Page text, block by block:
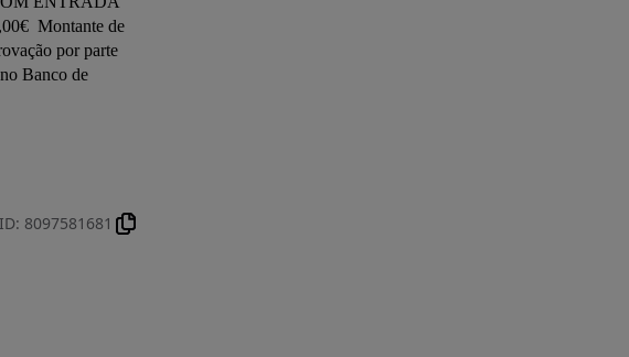
Montante de
por parte
Banco de
ID: 8097581681